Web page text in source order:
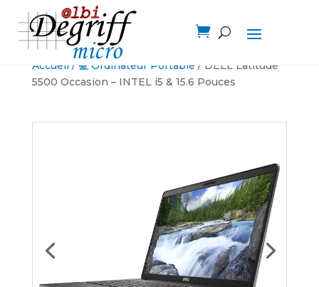

Accueil/ 💻 Ordinateur Portable / DELL Latitude
5500 Occasion – INTEL i5 & 15.6 Pouces